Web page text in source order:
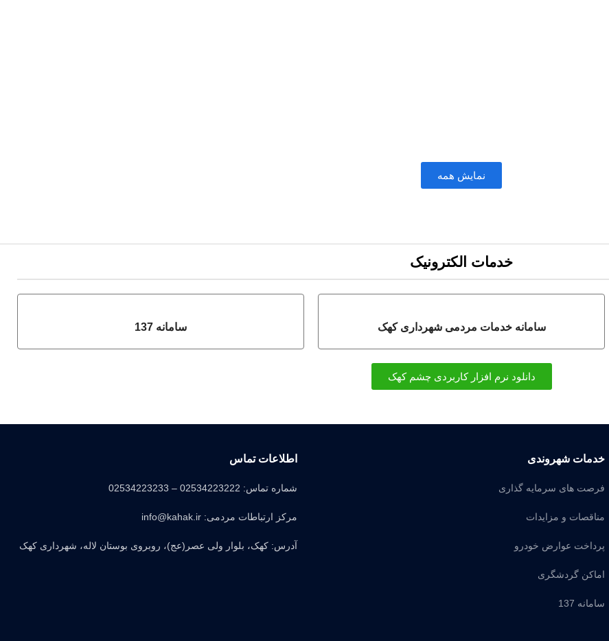
نمایش همه
خدمات الکترونیک
سامانه خدمات مردمی شهرداری کهک سامانه 137
دانلود نرم افزار کاربردی چشم کهک
خدمات شهروندی
فرصت های سرمایه گذاری
مناقصات و مزایدات
پرداخت عوارض خودرو
اماکن گردشگری
سامانه 137
اطلاعات تماس
شماره تماس: 02534223222 – 02534223233
مرکز ارتباطات مردمی: info@kahak.ir
آدرس: کهک، بلوار ولی عصر(عج)، روبروی بوستان لاله، شهرداری کهک